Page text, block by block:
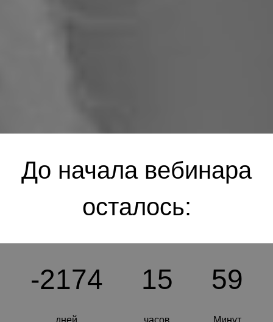
До начала вебинара
осталось:
-2174
дней
15
часов
59
Минут